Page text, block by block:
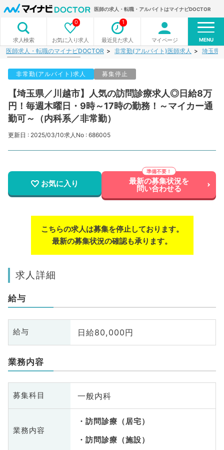
医師の求人・転職・アルバイトはマイナビDOCTOR
求人検索 お気に入り求人
0
最近見た求人
1
マイページ MENU
医師求人・転職のマイナビDOCTOR 非常勤(アルバイト)医師求人 埼玉県
非常勤(アルバイト)求人 募集停止
【埼玉県／川越市】人気の訪問診療求人◎日給8万
円！毎週木曜日・9時～17時の勤務！～マイカー通
勤可～（内科系／非常勤）
更新日 : 2025/03/10求人No : 686005
お気に入り 最新の募集状況を
問い合わせる
こちらの求人は募集を停止しております。
最新の募集状況の確認も承ります。
求人詳細
給与
給与 日給80,000円
業務内容
募集科目 一般内科
業務内容
訪問診療（居宅）
訪問診療（施設）